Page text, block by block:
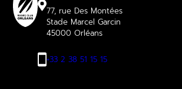
77, rue Des Montées
Stade Marcel Garcin
45000 Orléans
+33 2 38 51 15 15